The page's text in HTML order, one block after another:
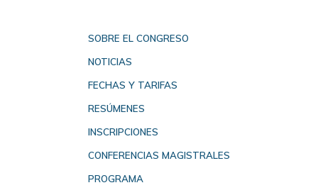
contenido
SOBRE EL CONGRESO
NOTICIAS
FECHAS Y TARIFAS
RESÚMENES
INSCRIPCIONES
CONFERENCIAS MAGISTRALES
PROGRAMA